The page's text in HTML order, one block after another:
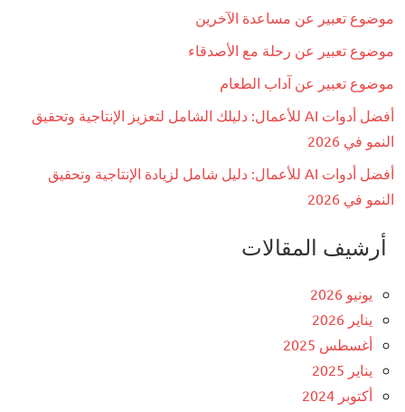
موضوع تعبير عن مساعدة الآخرين
موضوع تعبير عن رحلة مع الأصدقاء
موضوع تعبير عن آداب الطعام
أفضل أدوات AI للأعمال: دليلك الشامل لتعزيز الإنتاجية وتحقيق
النمو في 2026
أفضل أدوات AI للأعمال: دليل شامل لزيادة الإنتاجية وتحقيق
النمو في 2026
أرشيف المقالات
يونيو 2026
يناير 2026
أغسطس 2025
يناير 2025
أكتوبر 2024